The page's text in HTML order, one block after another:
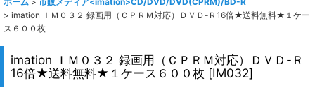
> imation ＩＭ０３２ 録画用（ＣＰＲＭ対応）ＤＶＤ-Ｒ16倍★送料無料★１ケー
ス６００枚
imation ＩＭ０３２ 録画用（ＣＰＲＭ対応）ＤＶＤ-Ｒ
16倍★送料無料★１ケース６００枚 [IM032]